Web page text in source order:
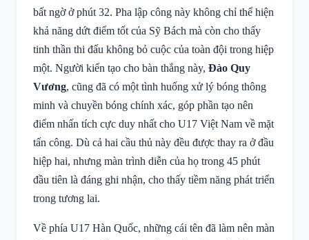
bất ngờ ở phút 32. Pha lập công này không chỉ thể hiện
khả năng dứt điểm tốt của Sỹ Bách mà còn cho thấy
tinh thần thi đấu không bỏ cuộc của toàn đội trong hiệp
một. Người kiến tạo cho bàn thắng này, Đào Quy
Vương, cũng đã có một tình huống xử lý bóng thông
minh và chuyền bóng chính xác, góp phần tạo nên
điểm nhấn tích cực duy nhất cho U17 Việt Nam về mặt
tấn công. Dù cả hai cầu thủ này đều được thay ra ở đầu
hiệp hai, nhưng màn trình diễn của họ trong 45 phút
đầu tiên là đáng ghi nhận, cho thấy tiềm năng phát triển
trong tương lai.
Về phía U17 Hàn Quốc, những cái tên đã làm nên màn